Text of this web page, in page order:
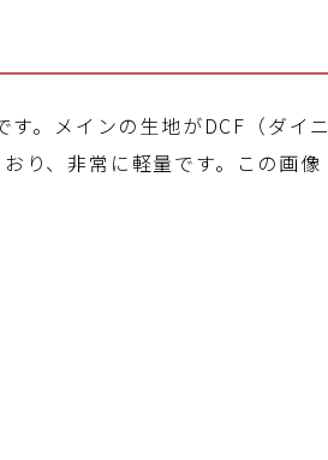
。メインの生地がDCF（ダイニ
り、非常に軽量です。この画像